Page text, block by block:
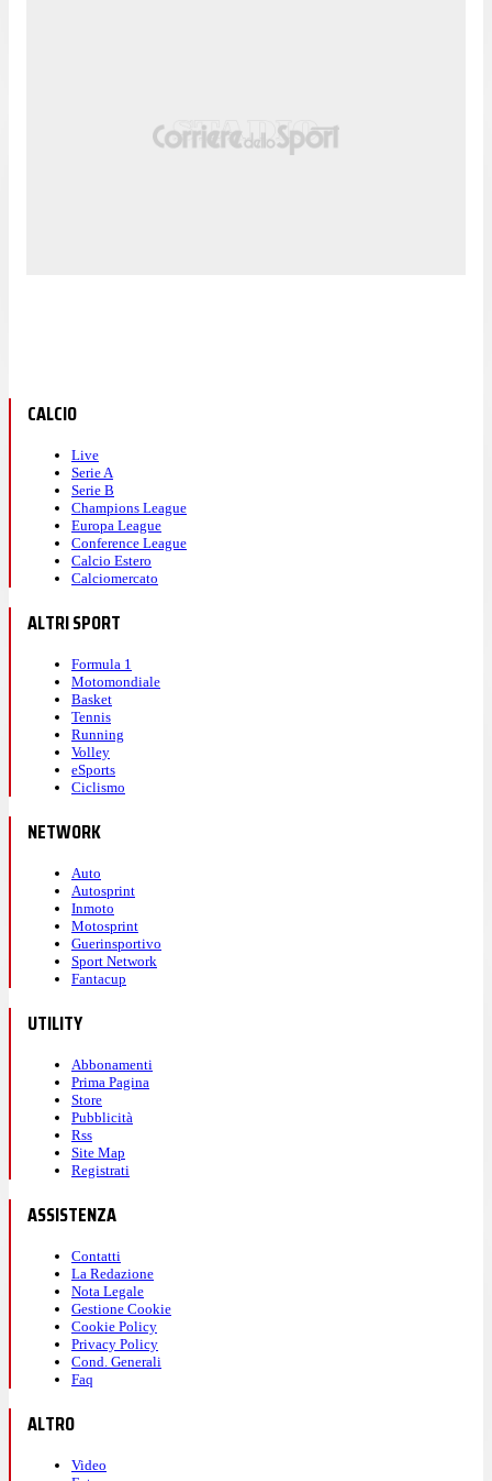
CALCIO
Live
Serie A
Serie B
Champions League
Europa League
Conference League
Calcio Estero
Calciomercato
ALTRI SPORT
Formula 1
Motomondiale
Basket
Tennis
Running
Volley
eSports
Ciclismo
NETWORK
Auto
Autosprint
Inmoto
Motosprint
Guerinsportivo
Sport Network
Fantacup
UTILITY
Abbonamenti
Prima Pagina
Store
Pubblicità
Rss
Site Map
Registrati
ASSISTENZA
Contatti
La Redazione
Nota Legale
Gestione Cookie
Cookie Policy
Privacy Policy
Cond. Generali
Faq
ALTRO
Video